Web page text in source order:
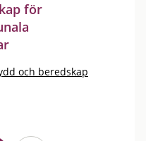
för
och beredskap